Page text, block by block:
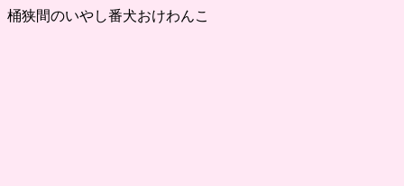
桶狭間のいやし番犬おけわんこ